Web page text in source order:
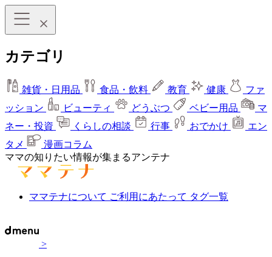
カテゴリ
雑貨・日用品 食品・飲料 教育 健康
ファ
ッション
ビューティ どうぶつ ベビー用品
マ
ネー・投資
くらしの相談 行事 おでかけ
エン
タメ
漫画コラム
ママの知りたい情報が集まるアンテナ
ママテナについて ご利用にあたって タグ一覧
>